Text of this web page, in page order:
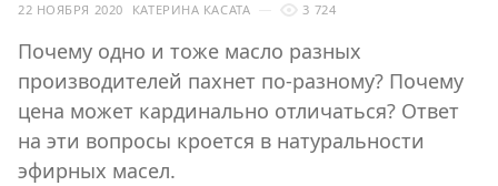
22 НОЯБРЯ 2020 КАТЕРИНА КАСАТА 3 724
Почему одно и тоже масло разных
производителей пахнет по-разному? Почему
цена может кардинально отличаться? Ответ
на эти вопросы кроется в натуральности
эфирных масел.